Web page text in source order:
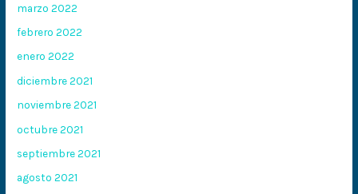
marzo 2022
febrero 2022
enero 2022
diciembre 2021
noviembre 2021
octubre 2021
septiembre 2021
agosto 2021